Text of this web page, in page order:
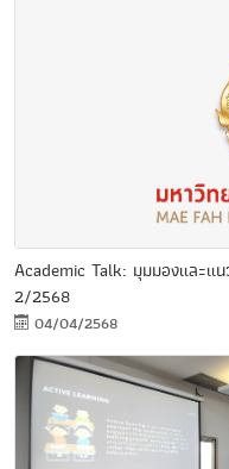
Academic Talk: มุมมองและแ
2/2568
04/04/2568